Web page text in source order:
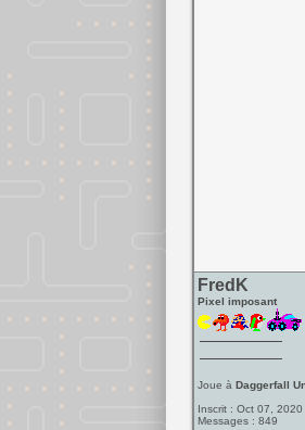
FredK
Pixel imposant
Joue à Daggerfall
Inscrit : Oct 07, 2020
Messages : 849